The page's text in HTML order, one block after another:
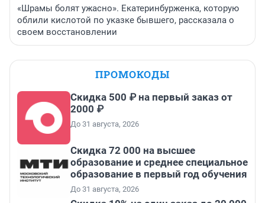
«Шрамы болят ужасно». Екатеринбурженка, которую
облили кислотой по указке бывшего, рассказала о
своем восстановлении
ПРОМОКОДЫ
Скидка 500 ₽ на первый заказ от
2000 ₽
До 31 августа, 2026
Скидка 72 000 на высшее
образование и среднее специальное
образование в первый год обучения
До 31 августа, 2026